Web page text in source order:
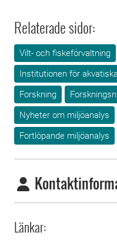
Relaterade sidor:
Vilt- och fiskeförvaltning
Institutionen för
Forskning
Nyheter om miljöanalys
Fortlöpande miljöanalys
Länkar: